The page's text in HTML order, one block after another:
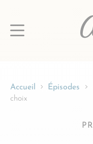
au
Accueil Épisodes
choix